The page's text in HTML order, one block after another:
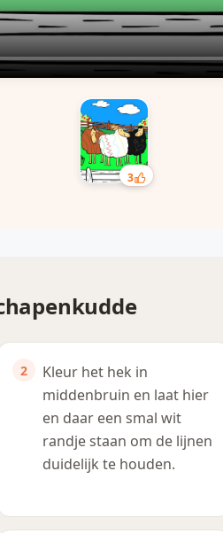
3
Kleur het hek in
middenbruin en laat hier
en daar een smal wit
randje staan om de lijnen
duidelijk te houden.